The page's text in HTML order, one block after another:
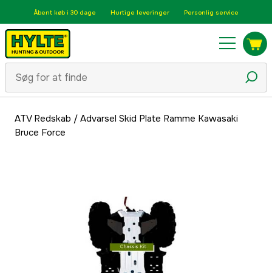
Åbent køb i 30 dage Hurtige leveringer Personlig service
ATV Redskab / Advarsel Skid Plate Ramme Kawasaki
Bruce Force